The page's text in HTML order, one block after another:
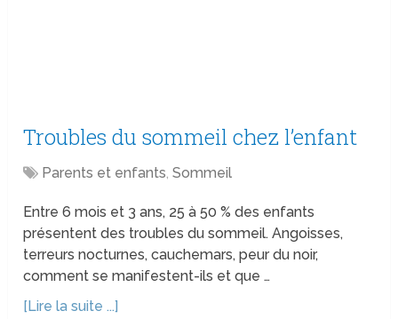
Troubles du sommeil chez l’enfant
Parents et enfants,Sommeil
Entre 6 mois et 3 ans, 25 à 50 % des enfants
présentent des troubles du sommeil. Angoisses,
terreurs nocturnes, cauchemars, peur du noir,
comment se manifestent-ils et que …
[Lire la suite ...]